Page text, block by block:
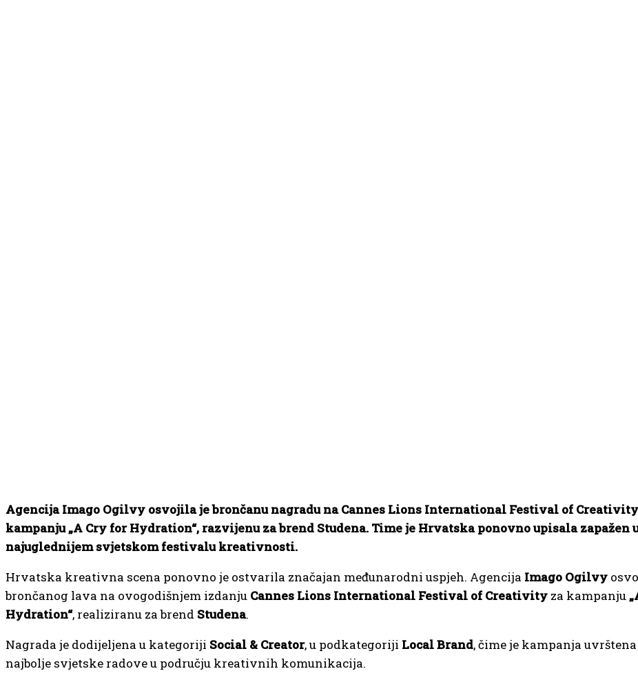
Agencija Imago Ogilvy osvojila je brončanu nagradu na Cannes Lions International Festival of Creativity
kampanju „A Cry for Hydration“, razvijenu za brend Studena. Time je Hrvatska ponovno upisala zapažen
najuglednijem svjetskom festivalu kreativnosti.
Hrvatska kreativna scena ponovno je ostvarila značajan međunarodni uspjeh. Agencija Imago Ogilvy
brončanog lava na ovogodišnjem izdanju Cannes Lions International Festival of Creativity za kampanju
Hydration“, realiziranu za brend Studena.
Nagrada je dodijeljena u kategoriji Social & Creator, u podkategoriji Local Brand, čime je kampanja
najbolje svjetske radove u području kreativnih komunikacija.